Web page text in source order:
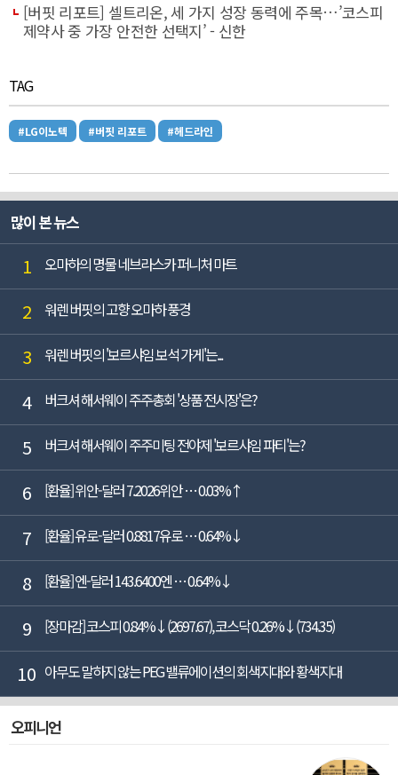
[버핏 리포트] 셀트리온, 세 가지 성장 동력에 주목…’코스피
제약사 중 가장 안전한 선택지’ - 신한
TAG
#LG이노텍 #버핏 리포트 #헤드라인
많이 본 뉴스
1 오마하의 명물 네브라스카 퍼니처 마트
2 워렌 버핏의 고향 오마하 풍경
3 워렌 버핏의 '보르샤임 보석 가게'는...
4 버크셔 해서웨이 주주총회 '상품 전시장'은?
5 버크셔 해서웨이 주주미팅 전야제 '보르샤임 파티'는?
6 [환율] 위안-달러 7.2026위안 … 0.03%↑
7 [환율] 유로-달러 0.8817유로 … 0.64%↓
8 [환율] 엔-달러 143.6400엔 … 0.64%↓
9 [장마감] 코스피 0.84%↓(2697.67), 코스닥 0.26%↓(734.35)
10 아무도 말하지 않는 PEG 밸류에이션의 회색지대와 황색지대
오피니언